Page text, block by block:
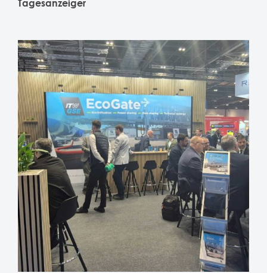
Tagesanzeiger